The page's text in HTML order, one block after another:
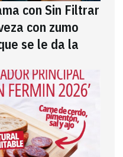
con Sin Filtrar
con zumo
se le da la